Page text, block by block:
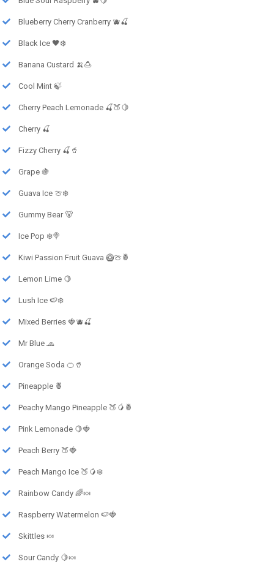
Blueberry Cherry Cranberry 🫐🍒
Black Ice 🖤❄️
Banana Custard 🍌🍮
Cool Mint 🍃
Cherry Peach Lemonade 🍒🍑🍋
Cherry 🍒
Fizzy Cherry 🍒🥤
Grape 🍇
Guava Ice 🍈❄️
Gummy Bear 🐻
Ice Pop ❄️🍭
Kiwi Passion Fruit Guava 🥝🍈🍍
Lemon Lime 🍋
Lush Ice 🍉❄️
Mixed Berries 🍓🫐🍒
Mr Blue 🧢
Orange Soda 🍊🥤
Pineapple 🍍
Peachy Mango Pineapple 🍑🥭🍍
Pink Lemonade 🍋🍓
Peach Berry 🍑🍓
Peach Mango Ice 🍑🥭❄️
Rainbow Candy 🌈🍬
Raspberry Watermelon 🍉🍓
Skittles 🍬
Sour Candy 🍋🍬